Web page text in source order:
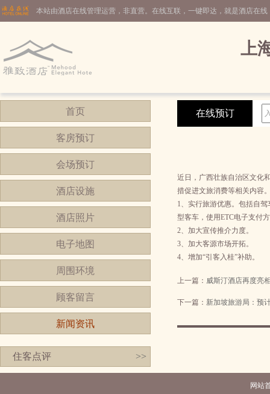
本站由酒店在线管理运营，非直营。在线互联，一键即达，就是酒店在线
上
首页
客房预订
会场预订
酒店设施
酒店照片
电子地图
周围环境
顾客留言
新闻资讯
住客点评 >>
在线预订
近日，广西壮族自治区文化
措促进文旅消费等相关内容
1、实行旅游优惠。包括自
型客车，使用ETC电子支付
2、加大宣传推介力度。
3、加大客源市场开拓。
4、增加“引客入桂”补助。
上一篇： 威斯汀酒店再度亮
下一篇： 新加坡旅游局：预
网站